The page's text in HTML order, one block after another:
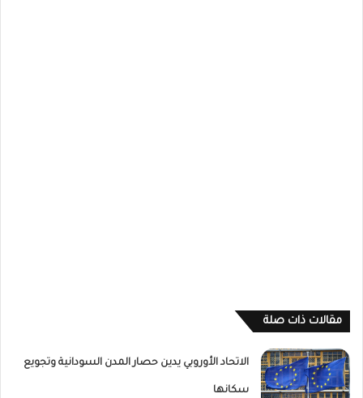
مقالات ذات صلة
الاتحاد الأوروبي يدين حصار المدن السودانية وتجويع
سكانها